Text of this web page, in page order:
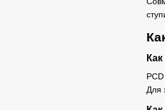
Для